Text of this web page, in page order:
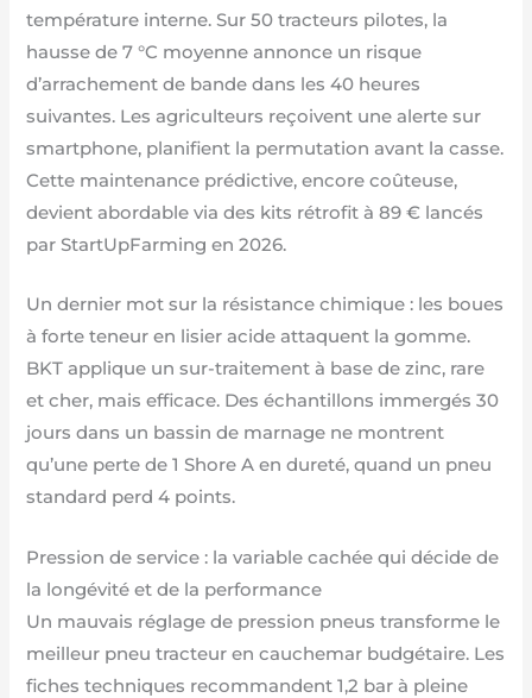
température interne. Sur 50 tracteurs pilotes, la
hausse de 7 °C moyenne annonce un risque
d’arrachement de bande dans les 40 heures
suivantes. Les agriculteurs reçoivent une alerte sur
smartphone, planifient la permutation avant la casse.
Cette maintenance prédictive, encore coûteuse,
devient abordable via des kits rétrofit à 89 € lancés
par StartUpFarming en 2026.
Un dernier mot sur la résistance chimique : les boues
à forte teneur en lisier acide attaquent la gomme.
BKT applique un sur-traitement à base de zinc, rare
et cher, mais efficace. Des échantillons immergés 30
jours dans un bassin de marnage ne montrent
qu’une perte de 1 Shore A en dureté, quand un pneu
standard perd 4 points.
Pression de service : la variable cachée qui décide de
la longévité et de la performance
Un mauvais réglage de pression pneus transforme le
meilleur pneu tracteur en cauchemar budgétaire. Les
fiches techniques recommandent 1,2 bar à pleine